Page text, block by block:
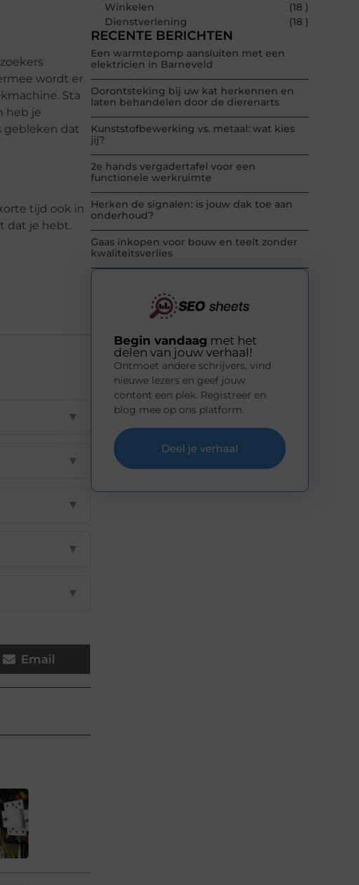
wordt er
Sta
heb je
gebleken dat
tijd ook in
dat je hebt.
▼
▼
▼
▼
▼
Email
Winkelen
(18 )
Dienstverlening
(18 )
RECENTE BERICHTEN
Een warmtepomp aansluiten met een
elektricien in Barneveld
Oorontsteking bij uw kat herkennen en
laten behandelen door de dierenarts
Kunststofbewerking vs. metaal: wat kies
jij?
2e hands vergadertafel voor een
functionele werkruimte
Herken de signalen: is jouw dak toe aan
onderhoud?
Gaas inkopen voor bouw en teelt zonder
kwaliteitsverlies
Begin vandaag met het
delen van jouw verhaal!
Ontmoet andere schrijvers, vind
nieuwe lezers en geef jouw
content een plek. Registreer en
blog mee op ons platform.
Deel je verhaal